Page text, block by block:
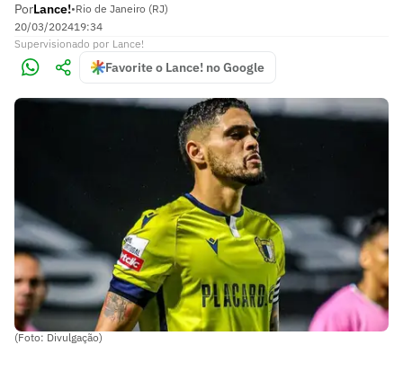
PorLance!•Rio de Janeiro (RJ)
20/03/202419:34
Supervisionado por Lance!
Favorite o Lance! no Google
(Foto: Divulgação)